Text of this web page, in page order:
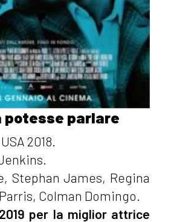
potesse parlare
2018.
Stephan James, Regina
Colman Domingo.
per la miglior attrice